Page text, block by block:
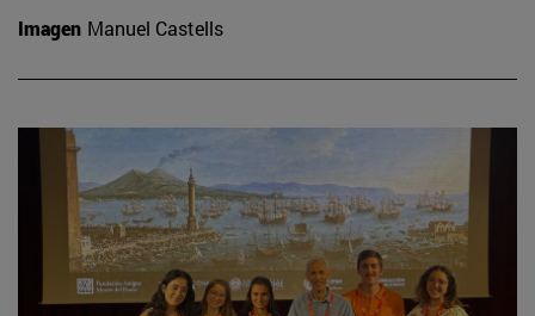
Imagen Manuel Castells